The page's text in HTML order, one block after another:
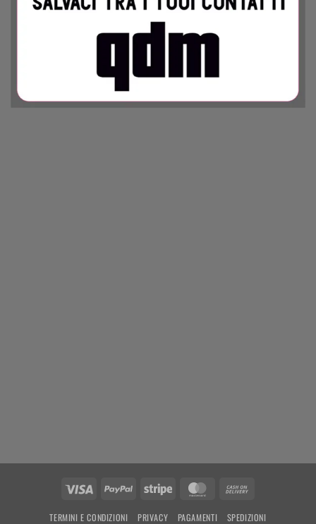
Visa PayPal Stripe MasterCard
Delivery
TERMINI E CONDIZIONI PRIVACY PAGAMENTI SPEDIZIONI